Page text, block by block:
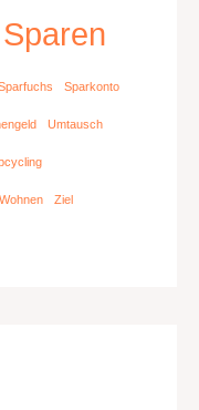
Sparen
Sparkonto
Umtausch
Wohnen Ziel